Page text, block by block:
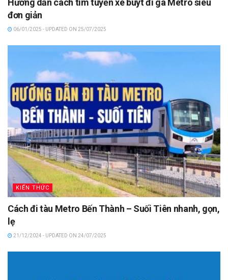
Hướng dẫn cách tìm tuyến xe buýt đi ga Metro siêu
đơn giản
06/01/2025 - UPDATED ON 25/07/2025
KIẾN THỨC
Cách đi tàu Metro Bến Thành – Suối Tiên nhanh, gọn,
lẹ
21/12/2024 - UPDATED ON 24/07/2025